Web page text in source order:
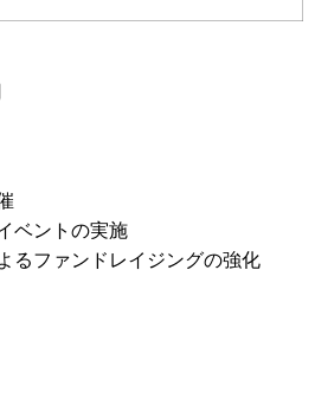
ベントの実施
るファンドレイジングの強化